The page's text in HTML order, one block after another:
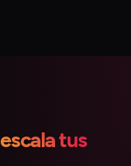
escala tus